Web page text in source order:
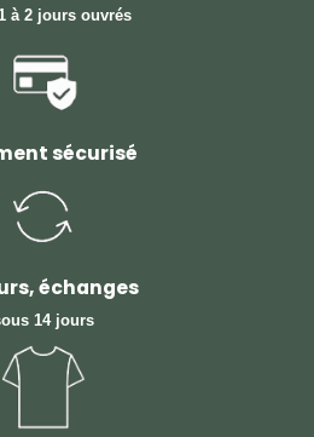
à 2 jours ouvrés
sécurisé
échanges
14 jours